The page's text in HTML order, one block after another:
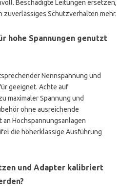
Beschädigte Leitungen ersetzen,
zuverlässiges Schutzverhalten mehr.
hohe Spannungen genutzt
Nennspannung und
geeignet. Achte auf
maximaler Spannung und
ohne ausreichende
Hochspannungsanlagen
die höherklassige Ausführung
und Adapter kalibriert